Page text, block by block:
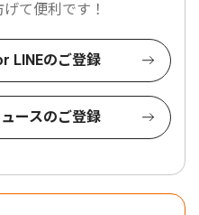
て便利です！
LINEのご登録
ースのご登録